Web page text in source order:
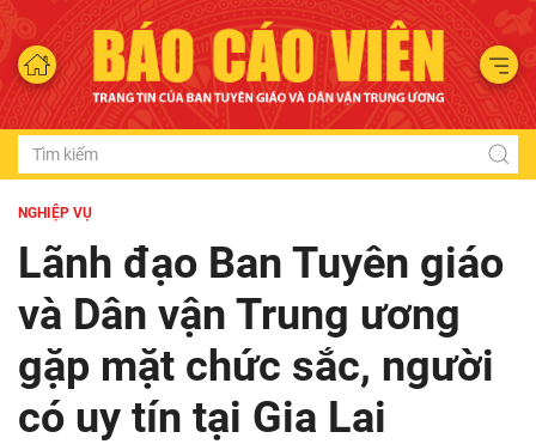
NGHIỆP VỤ
Lãnh đạo Ban Tuyên giáo
và Dân vận Trung ương
gặp mặt chức sắc, người
có uy tín tại Gia Lai